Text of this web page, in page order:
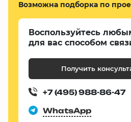
Возможна подборка по
Воспользуйтесь
для вас способом
Получить
+7 (495) 988-86-47
WhatsApp